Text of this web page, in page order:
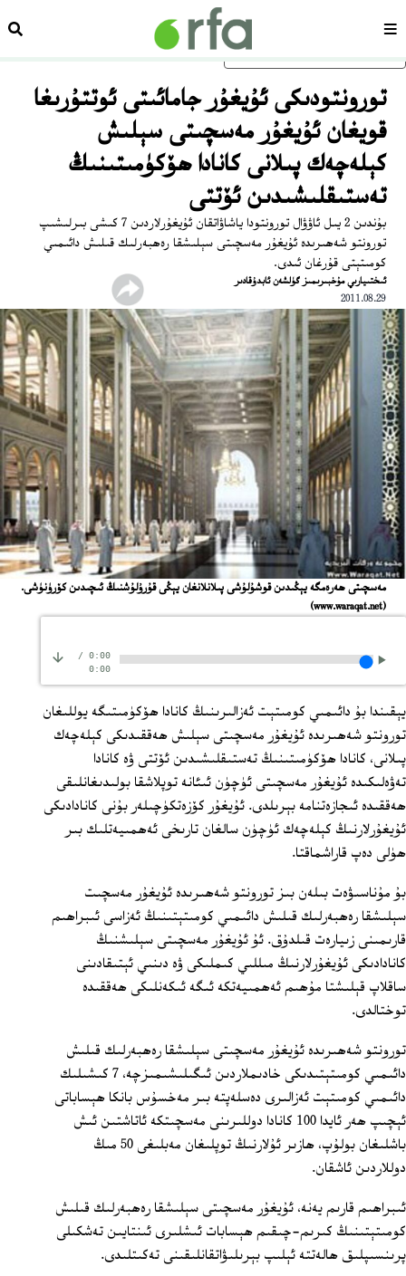
ئاساسلىق مەزمۇنغا ئاتلاڭسەھىپە
تورونتودىكى ئۇيغۇر جامائىتى ئوتتۇرىغا
قويغان ئۇيغۇر مەسچىتى سېلىش
كېلەچەك پىلانى كانادا ھۆكۈمىتىنىڭ
تەستىقلىشىدىن ئۆتتى
بۇندىن 2 يىل ئاۋۋال تورونتودا ياشاۋاتقان ئۇيغۇرلاردىن 7 كىشى بىرلىشىپ
تورونتو شەھىرىدە ئۇيغۇر مەسچىتى سېلىشقا رەھبەرلىك قىلىش دائىمىي
كومىتېتى قۇرغان ئىدى.
ئىختىيارىي مۇخبىرىمىز گۈلشەن ئابدۇقادىر
2011.08.29
مەسچىتى ھەرەمگە يېڭىدىن قوشۇلۇشى پىلانلانغان يېڭى قۇرۇلۇشنىڭ ئىچىدىن كۆرۈنۈشى.
(www.waraqat.net)
0:00
/
0:00
يېقىندا بۇ دائىمىي كومىتېت ئەزالىرىنىڭ كانادا ھۆكۈمىتىگە يوللىغان
تورونتو شەھىرىدە ئۇيغۇر مەسچىتى سېلىش ھەققىدىكى كېلەچەك
پىلانى، كانادا ھۆكۈمىتىنىڭ تەستىقلىشىدىن ئۆتتى ۋە كانادا
تەۋەلىكىدە ئۇيغۇر مەسچىتى ئۈچۈن ئىئانە توپلاشقا بولىدىغانلىقى
ھەققىدە ئىجازەتنامە بېرىلدى. ئۇيغۇر كۆزەتكۈچىلەر بۇنى كانادادىكى
ئۇيغۇرلارنىڭ كېلەچەك ئۈچۈن سالغان تارىخى ئەھمىيەتلىك بىر
ھۈلى دەپ قاراشماقتا.
بۇ مۇناسىۋەت بىلەن بىز تورونتو شەھىرىدە ئۇيغۇر مەسچىت
سېلىشقا رەھبەرلىك قىلىش دائىمىي كومىتېتىنىڭ ئەزاسى ئىبراھىم
قارىمىنى زىيارەت قىلدۇق. ئۇ ئۇيغۇر مەسچىتى سېلىشنىڭ
كانادادىكى ئۇيغۇرلارنىڭ مىللىي كىملىكى ۋە دىنىي ئېتىقادىنى
ساقلاپ قېلىشتا مۇھىم ئەھمىيەتكە ئىگە ئىكەنلىكى ھەققىدە
توختالدى.
تورونتو شەھىرىدە ئۇيغۇر مەسچىتى سېلىشقا رەھبەرلىك قىلىش
دائىمىي كومىتېتىدىكى خادىملاردىن ئىگىلىشىمىزچە، 7 كىشىلىك
دائىمىي كومىتېت ئەزالىرى دەسلەپتە بىر مەخسۇس بانكا ھېساباتى
ئېچىپ ھەر ئايدا 100 كانادا دوللىرىنى مەسچىتكە ئاتاشتىن ئىش
باشلىغان بولۇپ، ھازىر ئۇلارنىڭ توپلىغان مەبلىغى 50 مىڭ
دوللاردىن ئاشقان.
ئىبراھىم قارىم يەنە، ئۇيغۇر مەسچىتى سېلىشقا رەھبەرلىك قىلىش
كومىتېتىنىڭ كىرىم-چىقىم ھېسابات ئىشلىرى ئىنتايىن تەشكىلى
پرىنسىپلىق ھالەتتە ئېلىپ بېرىلىۋاتقانلىقىنى تەكىتلىدى.